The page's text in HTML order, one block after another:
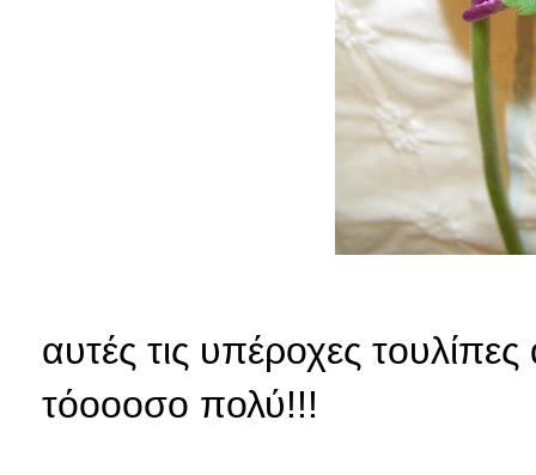
αυτές τις υπέροχες
τόοοοσο πολύ!!!